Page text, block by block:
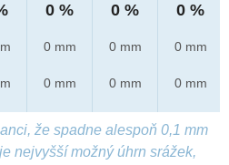
0 %
0 mm
0 mm
0 %
0 mm
0 mm
0 %
0 mm
0 mm
že spadne alespoň 0,1 mm
nejvyšší možný úhrn srážek,